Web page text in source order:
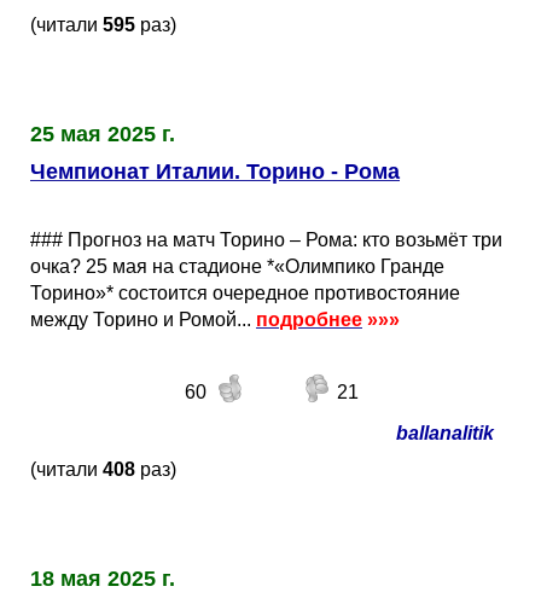
(читали 595 раз)
25 мая 2025 г.
Чемпионат Италии. Торино - Рома
### Прогноз на матч Торино – Рома: кто возьмёт три
очка? 25 мая на стадионе *«Олимпико Гранде
Торино»* состоится очередное противостояние
между Торино и Ромой... подробнее »»»
60
21
ballanalitik
(читали 408 раз)
18 мая 2025 г.